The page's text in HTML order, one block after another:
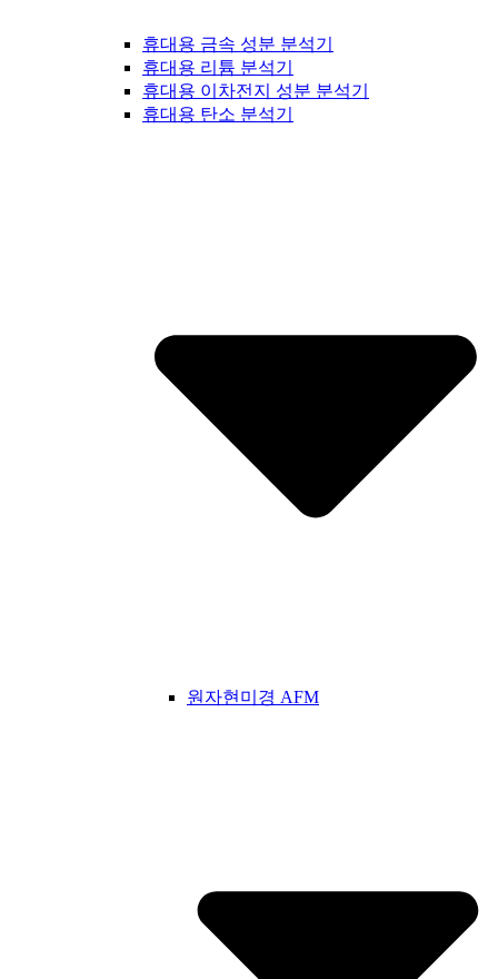
휴대용 금속 성분 분석기
휴대용 리튬 분석기
휴대용 이차전지 성분 분석기
휴대용 탄소 분석기
원자현미경 AFM